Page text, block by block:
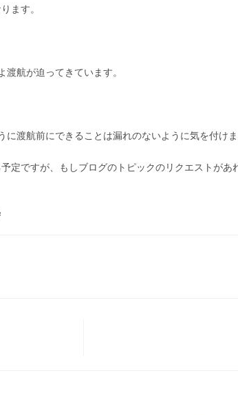
ます。
航が迫ってきています。
渡航前にできることは漏れのないように気を付けま
定ですが、もしブログのトピックのリクエストがあ